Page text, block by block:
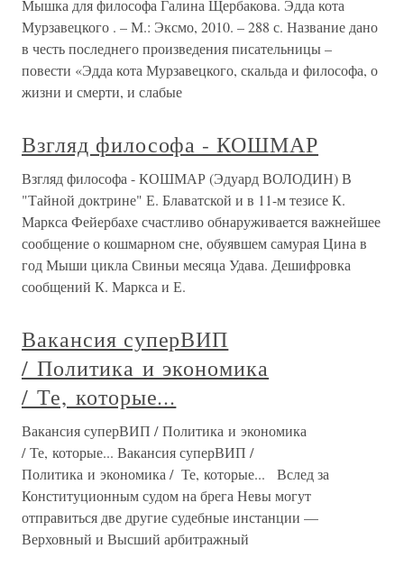
Мышка для философа Галина Щербакова. Эдда кота
Мурзавецкого . – М.: Эксмо, 2010. – 288 с. Название дано
в честь последнего произведения писательницы –
повести «Эдда кота Мурзавецкого, скальда и философа, о
жизни и смерти, и слабые
Взгляд философа - КОШМАР
Взгляд философа - КОШМАР (Эдуард ВОЛОДИН) В
"Тайной доктрине" Е. Блаватской и в 11-м тезисе К.
Маркса Фейербахе счастливо обнаруживается важнейшее
сообщение о кошмарном сне, обуявшем самурая Цина в
год Мыши цикла Свиньи месяца Удава. Дешифровка
сообщений К. Маркса и Е.
Вакансия суперВИП
/ Политика и экономика
/ Те, которые...
Вакансия суперВИП / Политика и экономика
/ Те, которые... Вакансия суперВИП /
Политика и экономика / Те, которые... Вслед за
Конституционным судом на брега Невы могут
отправиться две другие судебные инстанции —
Верховный и Высший арбитражный